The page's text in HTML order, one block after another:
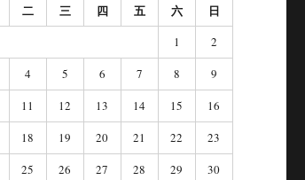
二 三 四 五 六 日
1
2
4 5 6 7 8
9
11 12 13 14 15
16
18 19 20 21 22
23
25 26 27 28 29
30